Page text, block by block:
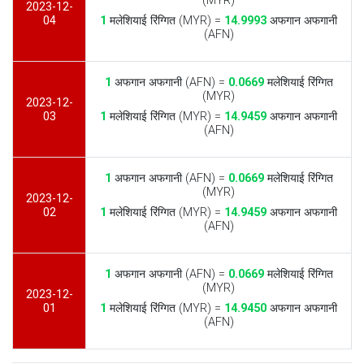
2023-12-
04
1 मलेशियाई रिंग्गित (MYR) = 14.9993 अफगान अफगानी
(AFN)
2023-12-
03
1 अफगान अफगानी (AFN) = 0.0669मलेशियाई रिंग्गित
(MYR)
1 मलेशियाई रिंग्गित (MYR) = 14.9459 अफगान अफगानी
(AFN)
2023-12-
02
1 अफगान अफगानी (AFN) = 0.0669मलेशियाई रिंग्गित
(MYR)
1 मलेशियाई रिंग्गित (MYR) = 14.9459 अफगान अफगानी
(AFN)
2023-12-
01
1 अफगान अफगानी (AFN) = 0.0669मलेशियाई रिंग्गित
(MYR)
1 मलेशियाई रिंग्गित (MYR) = 14.9450 अफगान अफगानी
(AFN)